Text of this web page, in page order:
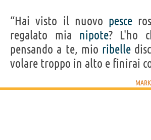
“Hai visto il nuovo pesce
regalato mia nipote? L'ho
pensando a te, mio ribelle
volare troppo in alto e finirai